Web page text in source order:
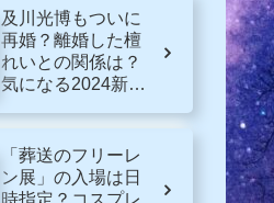
及川光博もついに
再婚？離婚した檀
れいとの関係は？
気になる2024新ド
「葬送のフリーレ
ン展」の入場は日